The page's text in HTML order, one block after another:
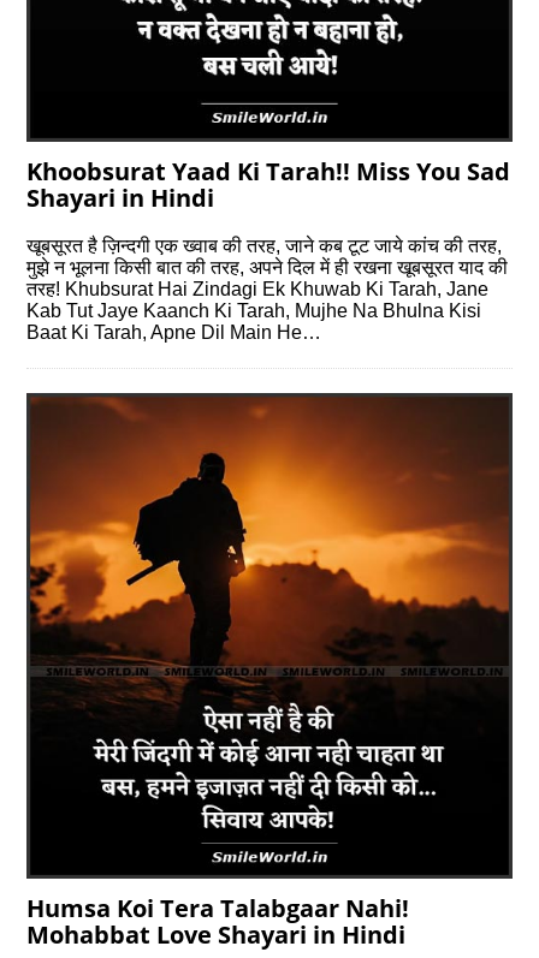
Khoobsurat Yaad Ki Tarah!! Miss You Sad
Shayari in Hindi
खूबसूरत है ज़िन्दगी एक ख्वाब की तरह, जाने कब टूट जाये कांच की तरह,
मुझे न भूलना किसी बात की तरह, अपने दिल में ही रखना खूबसूरत याद की
तरह! Khubsurat Hai Zindagi Ek Khuwab Ki Tarah, Jane
Kab Tut Jaye Kaanch Ki Tarah, Mujhe Na Bhulna Kisi
Baat Ki Tarah, Apne Dil Main He…
Humsa Koi Tera Talabgaar Nahi!
Mohabbat Love Shayari in Hindi